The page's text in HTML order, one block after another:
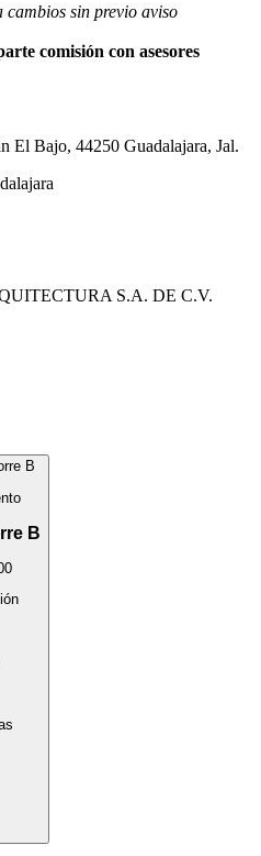
cambios sin previo aviso
comisión con asesores
El Bajo, 44250 Guadalajara, Jal.
S.A. DE C.V.
B